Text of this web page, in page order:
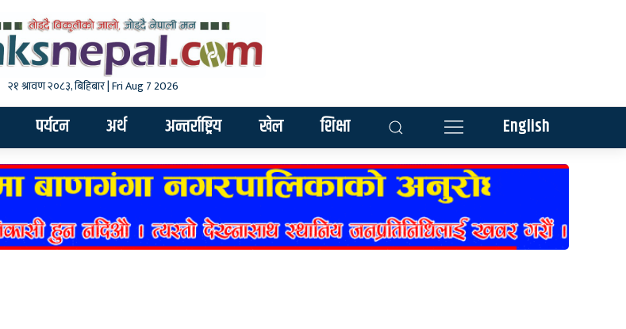
२१ श्रावण २०८३, बिहिबार | Fri Aug 7 2026
पर्यटन अर्थ अन्तर्राष्ट्रिय खेल शिक्षा English